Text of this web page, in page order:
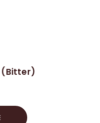
(Bitter)